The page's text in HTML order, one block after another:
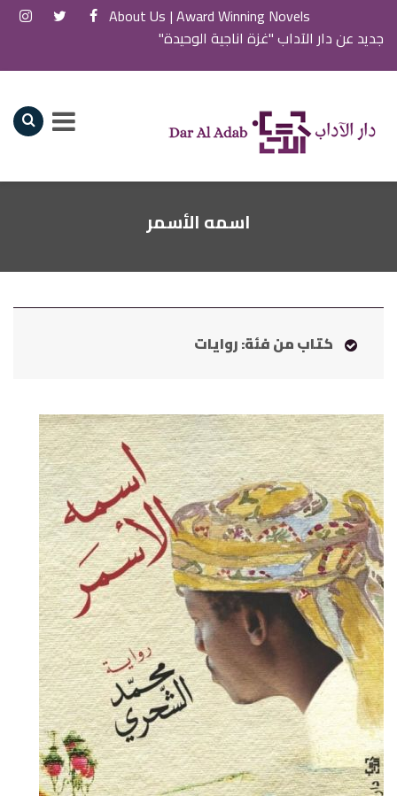
Award Winning Novels |
About Us
جديد عن دار الآداب "غزة اناجية الوحيدة"
اسمه الأسمر
كتاب من فئة: روايات